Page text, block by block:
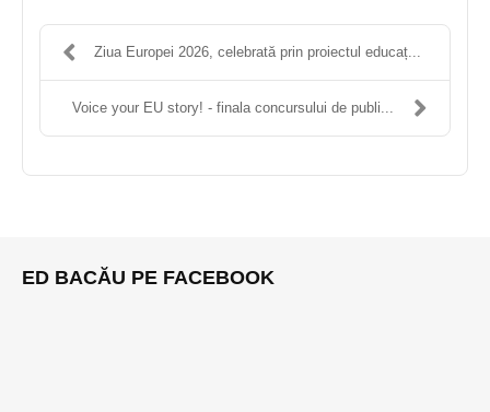
Ziua Europei 2026, celebrată prin proiectul educaț...
Voice your EU story! - finala concursului de publi...
ED BACĂU PE FACEBOOK